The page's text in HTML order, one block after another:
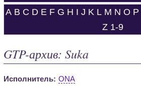
A B C D E F G H I J K L M N O P
Z 1-9
GTP-архив: Suka
Исполнитель: ONA